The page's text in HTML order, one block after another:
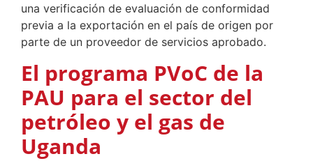
una verificación de evaluación de conformidad
previa a la exportación en el país de origen por
parte de un proveedor de servicios aprobado.
El programa PVoC de la
PAU para el sector del
petróleo y el gas de
Uganda